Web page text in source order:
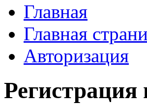
Главная
Главная
Авторизация
Регистрация